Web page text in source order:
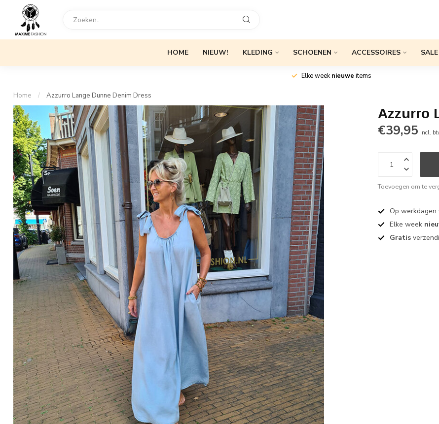
HOME NIEUW! KLEDING SCHOENEN ACCESSOIRES SALE
Elke weeknieuwe items
Home / Azzurro Lange Dunne Denim Dress
Azzurro
€39,95 Incl.
Toevoegen om te
Op werkdagen
Elke week
Gratis